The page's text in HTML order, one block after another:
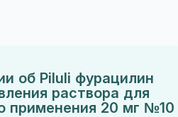
об Piluli фурацилин
раствора для
применения 20 мг №10